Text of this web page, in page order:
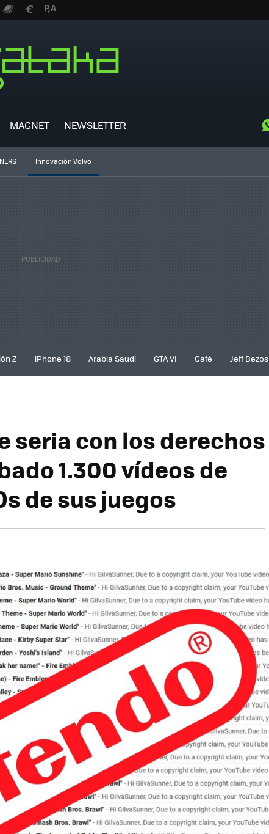
MAGNET NEWSLETTER
Innovación Volvo
Z iPhone 18 Arabia Saudí GTA VI Café Jeff Bezos
seria con los derechos
1.300 vídeos de
de sus juegos